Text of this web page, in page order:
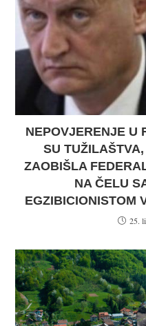
NEPOVJERENJE U
SU
ZAOBIŠLA
NA ČELU
EGZIBICIONISTOM
25.